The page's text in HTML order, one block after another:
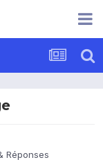
Réponses